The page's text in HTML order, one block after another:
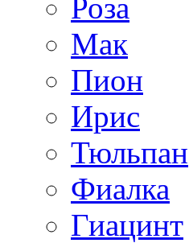
Роза
Мак
Пион
Ирис
Тюльпан
Фиалка
Гиацинт